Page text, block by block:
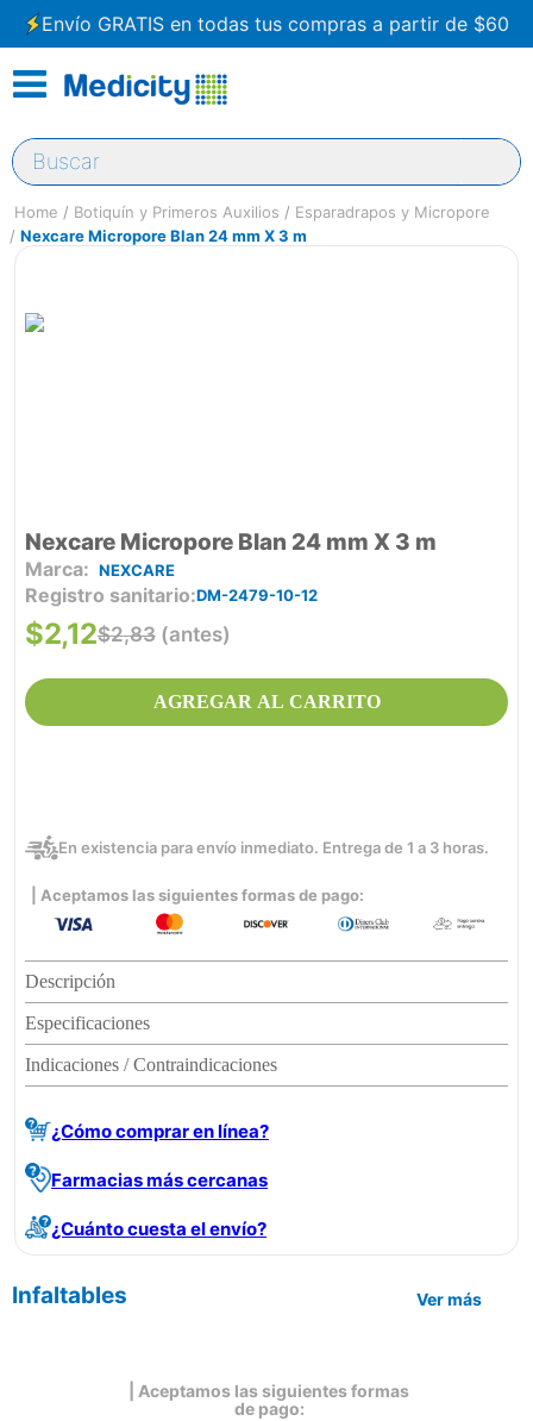
Envío GRATIS en todas tus compras a partir de $60
Buscar
Botiquín y Primeros Auxilios
Esparadrapos y Micropore
Nexcare Micropore Blan 24 mm X 3 m
Nexcare Micropore Blan 24 mm X 3 m
NEXCARE
Registro sanitario DM-2479-10-12
$2,83 (antes)
$2,12
AGREGAR AL CARRITO
En existencia para envío inmediato. Entrega de 1 a 3 horas.
| Aceptamos las siguientes formas de pago:
Descripción
Especificaciones
Indicaciones / Contraindicaciones
¿Cómo comprar en línea?
Farmacias más cercanas
¿Cuánto cuesta el envío?
Infaltables Ver más
| Aceptamos las siguientes formas
de pago: